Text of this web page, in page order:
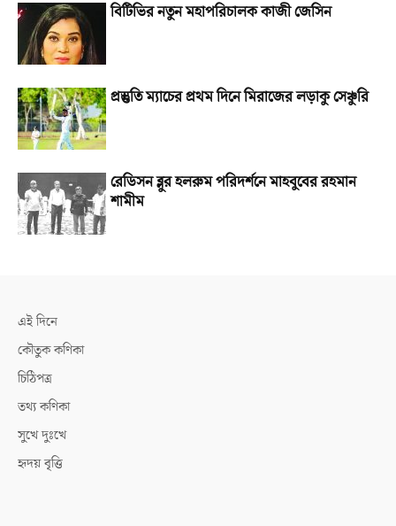
বিটিভির নতুন মহাপরিচালক কাজী জেসিন
প্রস্তুতি ম্যাচের প্রথম দিনে মিরাজের লড়াকু সেঞ্চুরি
রেডিসন ব্লুর হলরুম পরিদর্শনে মাহবুবের রহমান
শামীম
এই দিনে
কৌতুক কণিকা
চিঠিপত্র
তথ্য কণিকা
সুখে দুঃখে
হৃদয় বৃত্তি